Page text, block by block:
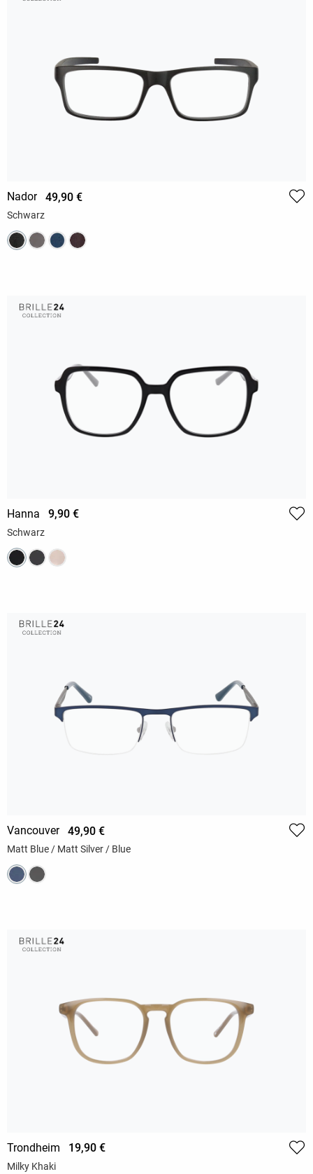
Nador 49,90 €
Schwarz
Hanna 9,90 €
Schwarz
Vancouver 49,90 €
Matt Blue / Matt Silver / Blue
Trondheim 19,90 €
Milky Khaki